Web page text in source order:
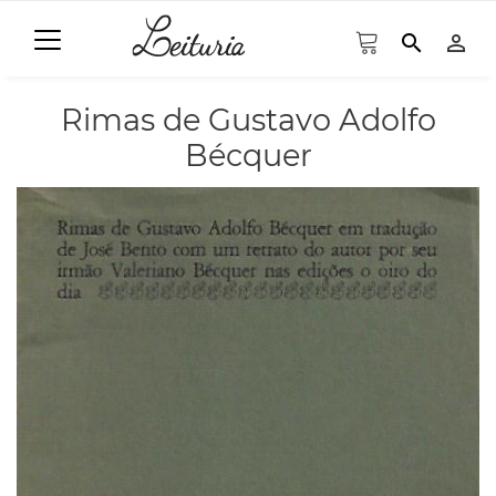
search person_outline
Rimas de Gustavo Adolfo
Bécquer